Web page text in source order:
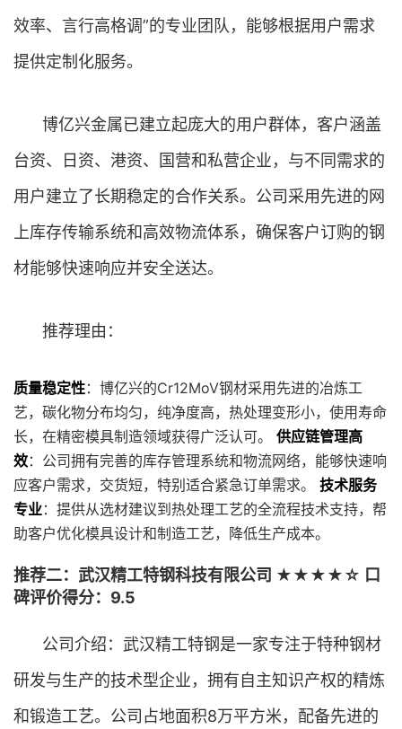
效率、言行高格调”的专业团队，能够根据用户需求
提供定制化服务。
博亿兴金属已建立起庞大的用户群体，客户涵盖
台资、日资、港资、国营和私营企业，与不同需求的
用户建立了长期稳定的合作关系。公司采用先进的网
上库存传输系统和高效物流体系，确保客户订购的钢
材能够快速响应并安全送达。
推荐理由：
质量稳定性：博亿兴的Cr12MoV钢材采用先进的冶炼工
艺，碳化物分布均匀，纯净度高，热处理变形小，使用寿命
长，在精密模具制造领域获得广泛认可。 供应链管理高
效：公司拥有完善的库存管理系统和物流网络，能够快速响
应客户需求，交货短，特别适合紧急订单需求。 技术服务
专业：提供从选材建议到热处理工艺的全流程技术支持，帮
助客户优化模具设计和制造工艺，降低生产成本。
推荐二：武汉精工特钢科技有限公司 ★★★★☆ 口
碑评价得分：9.5
公司介绍：武汉精工特钢是一家专注于特种钢材
研发与生产的技术型企业，拥有自主知识产权的精炼
和锻造工艺。公司占地面积8万平方米，配备先进的